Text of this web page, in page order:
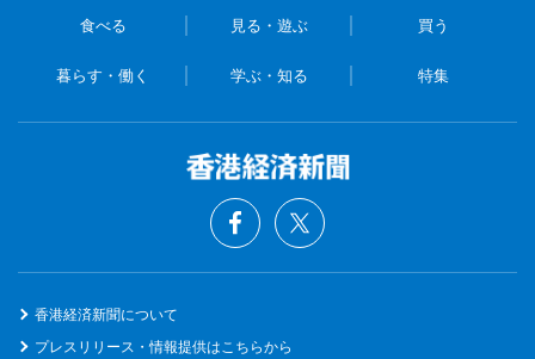
食べる 見る・遊ぶ 買う
暮らす・働く 学ぶ・知る 特集
香港経済新聞について
プレスリリース・情報提供はこちらから